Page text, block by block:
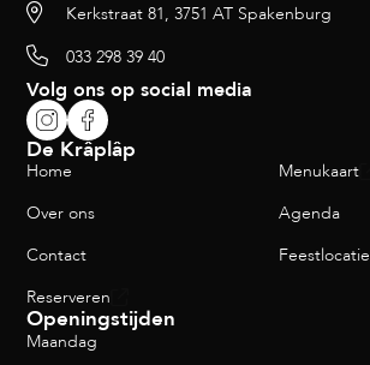
Kerkstraat 81, 3751 AT Spakenburg
033 298 39 40
Volg ons op social media
De Krâplâp
Home
Menukaart
Over ons
Agenda
Contact
Feestlocatie
Reserveren
Openingstijden
Maandag